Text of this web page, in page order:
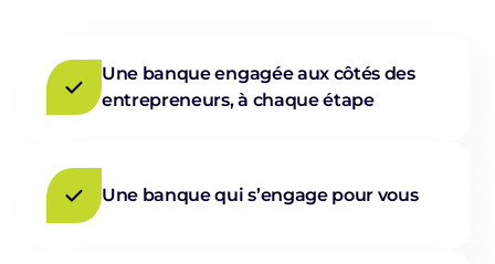
Une banque engagée aux côtés des
entrepreneurs, à chaque étape
Une banque qui s’engage pour vous